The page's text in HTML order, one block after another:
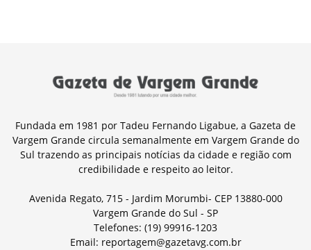
Fundada em 1981 por Tadeu Fernando Ligabue, a Gazeta de
Vargem Grande circula semanalmente em Vargem Grande do
Sul trazendo as principais notícias da cidade e região com
credibilidade e respeito ao leitor.
Avenida Regato, 715 - Jardim Morumbi- CEP 13880-000
Vargem Grande do Sul - SP
Telefones: (19) 99916-1203
Email: reportagem@gazetavg.com.br